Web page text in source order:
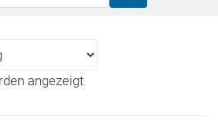
angezeigt